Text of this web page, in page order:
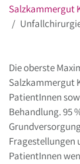
Salzkammergut
Die oberste
Salzkammergut
PatientInnen
Behandlung. 95
Fragestellungen
PatientInnen